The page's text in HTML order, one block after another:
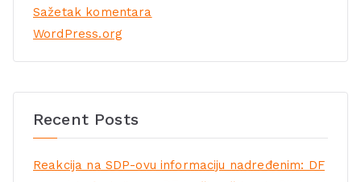
Sažetak komentara
WordPress.org
Recent Posts
Reakcija na SDP-ovu informaciju nadređenim: DF